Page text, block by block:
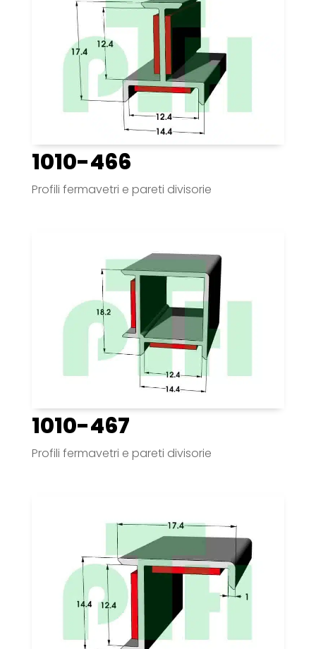
1010-466
Profili fermavetri e pareti divisorie
1010-467
Profili fermavetri e pareti divisorie